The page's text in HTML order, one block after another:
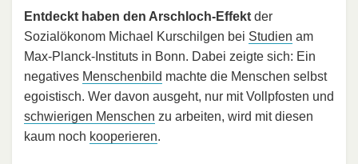
Entdeckt haben den Arschloch-Effekt der
Sozialökonom Michael Kurschilgen bei Studien am
Max-Planck-Instituts in Bonn. Dabei zeigte sich: Ein
negatives Menschenbild machte die Menschen selbst
egoistisch. Wer davon ausgeht, nur mit Vollpfosten und
schwierigen Menschen zu arbeiten, wird mit diesen
kaum noch kooperieren.